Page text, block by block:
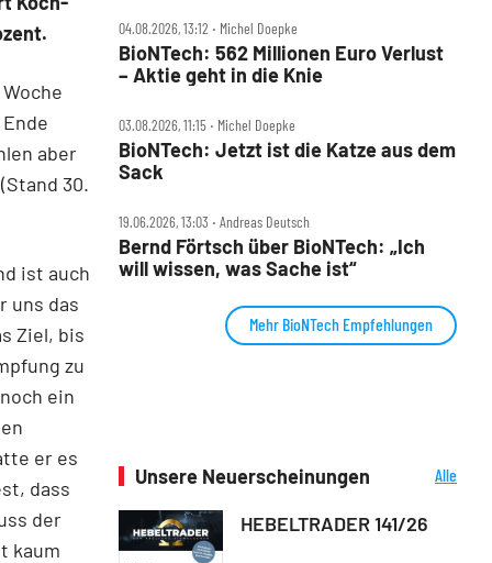
aber
30.
ist auch
uns das
Ziel, bis
zu
ein
er es
dass
der
kaum
04.08.2026, 13:12 ‧ Michel Doepke
BioNTech: 562 Millionen Euro Verlust
– Aktie geht in die Knie
03.08.2026, 11:15 ‧ Michel Doepke
BioNTech: Jetzt ist die Katze aus dem
Sack
19.06.2026, 13:03 ‧ Andreas Deutsch
Bernd Förtsch über BioNTech: „Ich
will wissen, was Sache ist“
Mehr BioNTech Empfehlungen
Unsere Neuerscheinungen
Alle
HEBELTRADER 141/26